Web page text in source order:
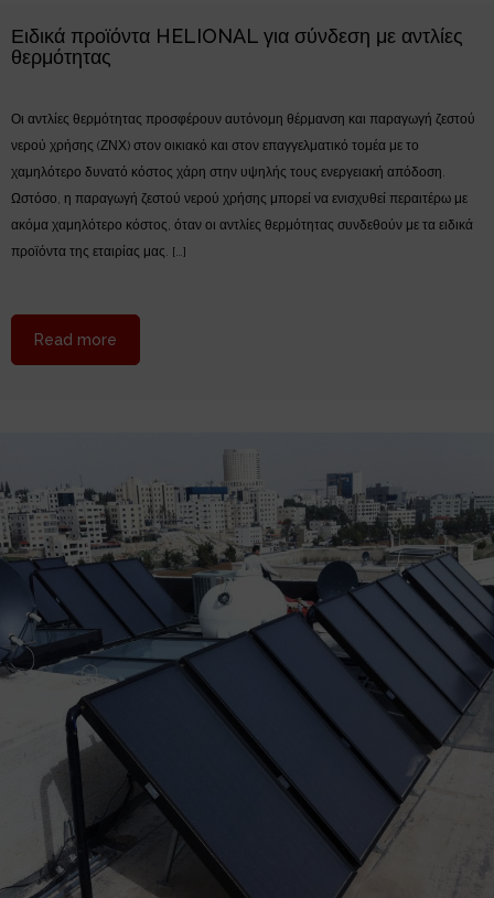
Ειδικά προϊόντα HELIONAL για σύνδεση με αντλίες
θερμότητας
Οι αντλίες θερμότητας προσφέρουν αυτόνομη θέρμανση και παραγωγή ζεστού
νερού χρήσης (ΖΝΧ) στον οικιακό και στον επαγγελματικό τομέα με το
χαμηλότερο δυνατό κόστος χάρη στην υψηλής τους ενεργειακή απόδοση.
Ωστόσο, η παραγωγή ζεστού νερού χρήσης μπορεί να ενισχυθεί περαιτέρω με
ακόμα χαμηλότερο κόστος, όταν οι αντλίες θερμότητας συνδεθούν με τα ειδικά
προϊόντα της εταιρίας μας. […]
Read more